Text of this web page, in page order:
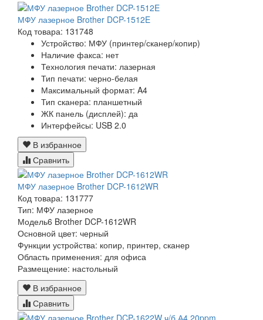
МФУ лазерное Brother DCP-1512E
Код товара: 131748
Устройство: МФУ (принтер/сканер/копир)
Наличие факса: нет
Технология печати: лазерная
Тип печати: черно-белая
Максимальный формат: A4
Тип сканера: планшетный
ЖК панель (дисплей): да
Интерфейсы: USB 2.0
В избранное
Сравнить
МФУ лазерное Brother DCP-1612WR
Код товара: 131777
Тип: МФУ лазерное
Модель6 Brother DCP-1612WR
Основной цвет: черный
Функции устройства: копир, принтер, сканер
Область применения: для офиса
Размещение: настольный
В избранное
Сравнить